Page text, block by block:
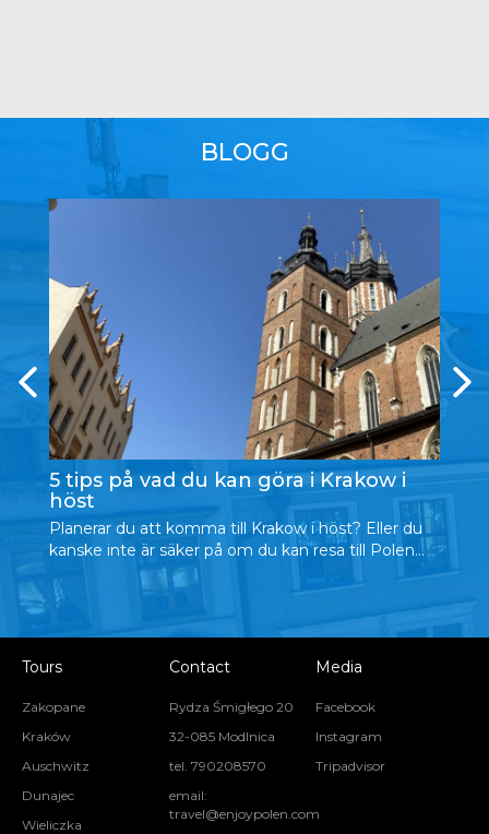
BLOGG
5 tips på vad du kan göra i Krakow i
höst
Planerar du att komma till Krakow i höst? Eller du
kanske inte är säker på om du kan resa till Polen...
Tours
Zakopane
Kraków
Auschwitz
Dunajec
Wieliczka
Contact
Rydza Śmigłego 20
32-085 Modlnica
tel. 790208570
email:
travel@enjoypolen.com
Media
Facebook
Instagram
Tripadvisor